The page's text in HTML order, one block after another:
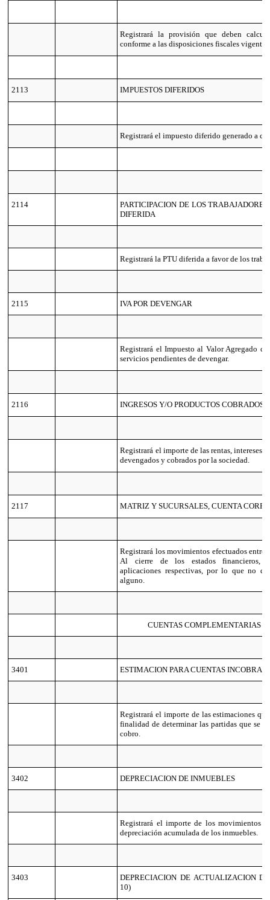
Registrará la provisión que deben
conforme a las disposiciones fiscales
2113 IMPUESTOS DIFERIDOS
Registrará el impuesto diferido generado a
2114
PARTICIPACION DE LOS
DIFERIDA
Registrará la PTU diferida a favor de los
2115 IVA POR DEVENGAR
Registrará el Impuesto al Valor Agregado
servicios pendientes de devengar.
2116 INGRESOS Y/O PRODUCTOS COBRADOS
Registrará el importe de las rentas, intereses
devengados y cobrados por la sociedad.
2117 MATRIZ Y SUCURSALES, CUENTA
Registrará los movimientos efectuados entre
Al cierre de los estados financieros,
aplicaciones respectivas, por lo que no
alguno.
CUENTAS COMPLEMENTARIAS
3401 ESTIMACION PARA CUENTAS
Registrará el importe de las estimaciones
finalidad de determinar las partidas que se
cobro.
3402 DEPRECIACION DE INMUEBLES
Registrará el importe de los movimientos
depreciación acumulada de los inmuebles.
3403
DEPRECIACION DE ACTUALIZACION
10)